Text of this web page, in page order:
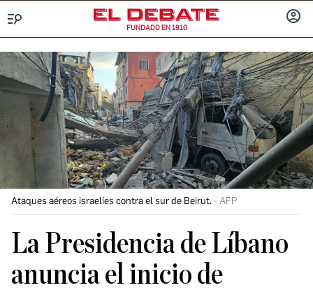
FUNDADO EN 1910
Ataques aéreos israelíes contra el sur de Beirut. AFP
La Presidencia de Líbano
anuncia el inicio de